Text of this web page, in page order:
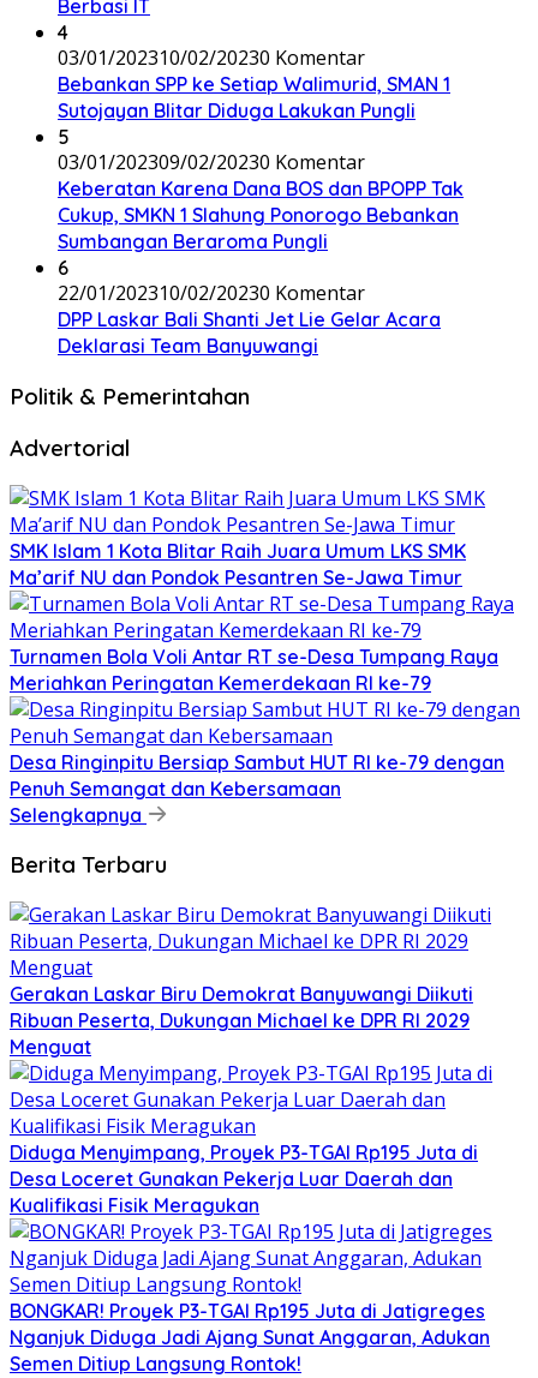
Berbasi IT
4
03/01/202310/02/20230 Komentar
Bebankan SPP ke Setiap Walimurid, SMAN 1
Sutojayan Blitar Diduga Lakukan Pungli
5
03/01/202309/02/20230 Komentar
Keberatan Karena Dana BOS dan BPOPP Tak
Cukup, SMKN 1 Slahung Ponorogo Bebankan
Sumbangan Beraroma Pungli
6
22/01/202310/02/20230 Komentar
DPP Laskar Bali Shanti Jet Lie Gelar Acara
Deklarasi Team Banyuwangi
Politik & Pemerintahan
Advertorial
SMK Islam 1 Kota Blitar Raih Juara Umum LKS SMK
Ma’arif NU dan Pondok Pesantren Se-Jawa Timur
Turnamen Bola Voli Antar RT se-Desa Tumpang Raya
Meriahkan Peringatan Kemerdekaan RI ke-79
Desa Ringinpitu Bersiap Sambut HUT RI ke-79 dengan
Penuh Semangat dan Kebersamaan
Selengkapnya
Berita Terbaru
Gerakan Laskar Biru Demokrat Banyuwangi Diikuti
Ribuan Peserta, Dukungan Michael ke DPR RI 2029
Menguat
Diduga Menyimpang, Proyek P3-TGAI Rp195 Juta di
Desa Loceret Gunakan Pekerja Luar Daerah dan
Kualifikasi Fisik Meragukan
BONGKAR! Proyek P3-TGAI Rp195 Juta di Jatigreges
Nganjuk Diduga Jadi Ajang Sunat Anggaran, Adukan
Semen Ditiup Langsung Rontok!